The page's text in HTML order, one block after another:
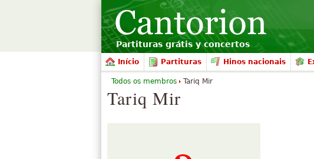
Partituras grátis y concertos
Início Partituras Hinos nacionais
Tariq Mir
Todos os membros Tariq Mir